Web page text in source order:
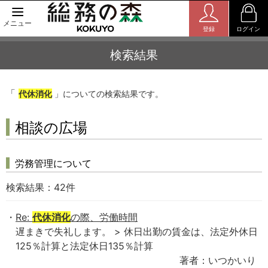
メニュー
登録 ログイン
検索結果
「 代休消化」についての検索結果です。
相談の広場
労務管理について
検索結果： 42件
Re: 代休消化の際、労働時間
遅まきで失礼します。 > 休日出勤の賃金は、法定外休日
125％計算と法定休日135％計算
著者：いつかいり